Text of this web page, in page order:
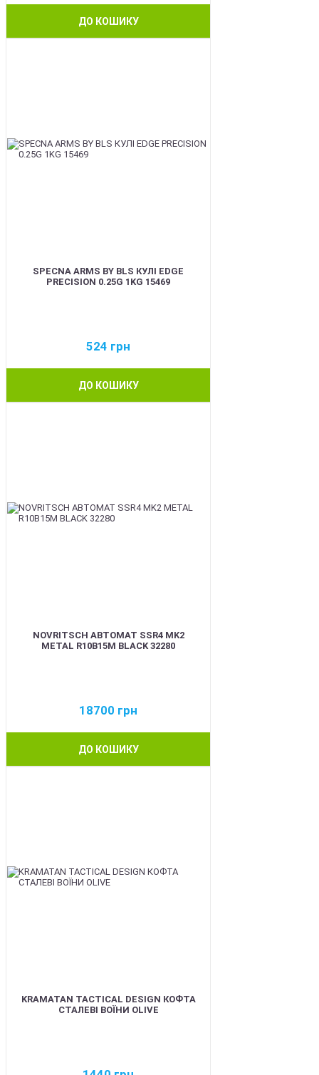
ДО КОШИКУ
SPECNA ARMS BY BLS КУЛІ EDGE
PRECISION 0.25G 1KG 15469
524 грн
ДО КОШИКУ
NOVRITSCH АВТОМАТ SSR4 MK2
METAL R10B15M BLACK 32280
18700 грн
ДО КОШИКУ
KRAMATAN TACTICAL DESIGN КОФТА
СТАЛЕВІ ВОЇНИ OLIVE